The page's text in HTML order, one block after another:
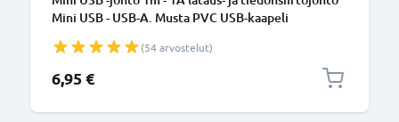
Mini USB - USB-A. Musta PVC USB-kaapeli
(54 arvostelut)
6,95 €